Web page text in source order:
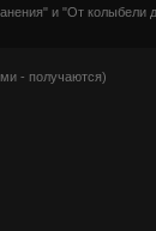
и "От колыбели
- получаются)